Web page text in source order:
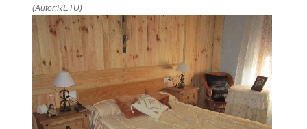
(Autor:RETU)